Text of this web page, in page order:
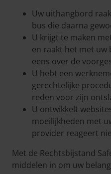
Uw uithangbord
bus die daarna
U krijgt te maken
en raakt het met uw
eens over de
U hebt een
gerechtelijke
reden voor zijn
U ontwikkelt
moeilijkheden met
provider reageert
Met de Rechtsbijstand
middelen in om uw